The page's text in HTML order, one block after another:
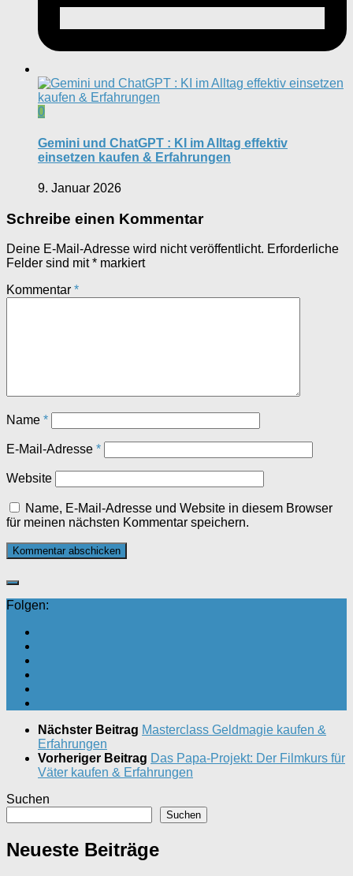
0
Gemini und ChatGPT : KI im Alltag effektiv
einsetzen kaufen & Erfahrungen
9. Januar 2026
Schreibe einen Kommentar
Deine E-Mail-Adresse wird nicht veröffentlicht. Erforderliche
Felder sind mit* markiert
Kommentar *
Name *
E-Mail-Adresse *
Website
Name, E-Mail-Adresse und Website in diesem Browser
für meinen nächsten Kommentar speichern.
Folgen:
Nächster Beitrag Masterclass Geldmagie kaufen &
Erfahrungen
Vorheriger Beitrag Das Papa-Projekt: Der Filmkurs für
Väter kaufen & Erfahrungen
Suchen
Suchen
Neueste Beiträge